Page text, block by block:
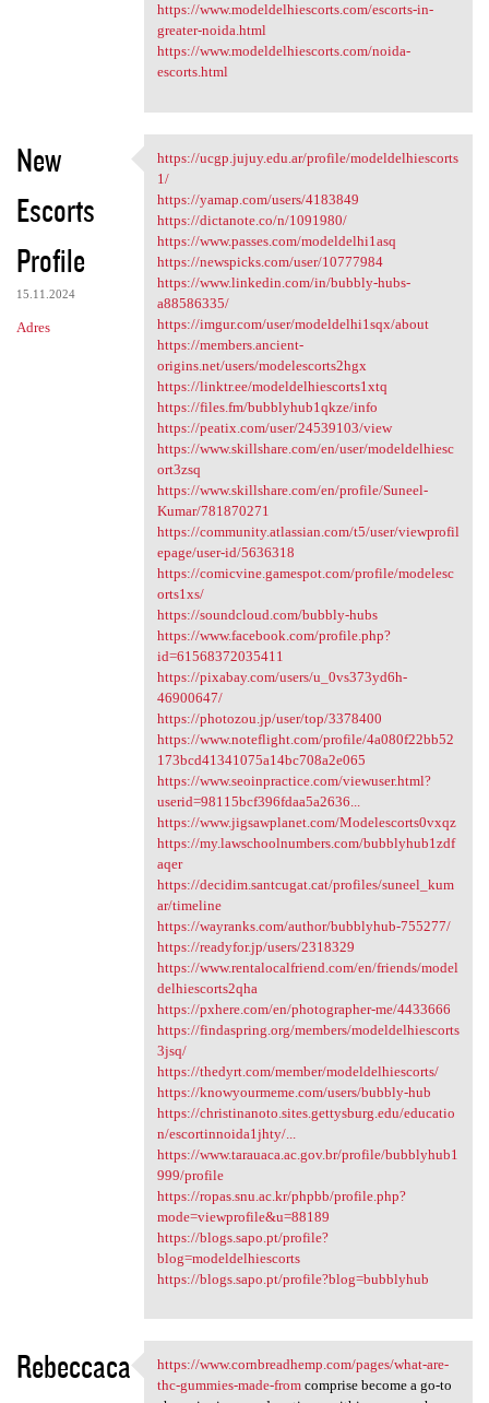
https://www.modeldelhiescorts.com/escorts-in-
greater-noida.html
https://www.modeldelhiescorts.com/noida-
escorts.html
New
Escorts
Profile
15.11.2024
Adres
https://ucgp.jujuy.edu.ar
https://ucgp.jujuy.edu.ar/profile/modeldelhiescorts
1/
https://yamap.com/users/4183849
https://dictanote.co/n/1091980/
https://www.passes.com/modeldelhi1asq
https://newspicks.com/user/10777984
https://www.linkedin.com/in/bubbly-hubs-
a88586335/
https://imgur.com/user/modeldelhi1sqx/about
https://members.ancient-
origins.net/users/modelescorts2hgx
https://linktr.ee/modeldelhiescorts1xtq
https://files.fm/bubblyhub1qkze/info
https://peatix.com/user/24539103/view
https://www.skillshare.com/en/user/modeldelhiesc
ort3zsq
https://www.skillshare.com/en/profile/Suneel-
Kumar/781870271
https://community.atlassian.com/t5/user/viewprofil
epage/user-id/5636318
https://comicvine.gamespot.com/profile/modelesc
orts1xs/
https://soundcloud.com/bubbly-hubs
https://www.facebook.com/profile.php?
id=61568372035411
https://pixabay.com/users/u_0vs373yd6h-
46900647/
https://photozou.jp/user/top/3378400
https://www.noteflight.com/profile/4a080f22bb52
173bcd41341075a14bc708a2e065
https://www.seoinpractice.com/viewuser.html?
userid=98115bcf396fdaa5a2636...
https://www.jigsawplanet.com/Modelescorts0vxqz
https://my.lawschoolnumbers.com/bubblyhub1zdf
aqer
https://decidim.santcugat.cat/profiles/suneel_kum
ar/timeline
https://wayranks.com/author/bubblyhub-755277/
https://readyfor.jp/users/2318329
https://www.rentalocalfriend.com/en/friends/model
delhiescorts2qha
https://pxhere.com/en/photographer-me/4433666
https://findaspring.org/members/modeldelhiescorts
3jsq/
https://thedyrt.com/member/modeldelhiescorts/
https://knowyourmeme.com/users/bubbly-hub
https://christinanoto.sites.gettysburg.edu/educatio
n/escortinnoida1jhty/...
https://www.tarauaca.ac.gov.br/profile/bubblyhub1
999/profile
https://ropas.snu.ac.kr/phpbb/profile.php?
mode=viewprofile&u=88189
https://blogs.sapo.pt/profile?
blog=modeldelhiescorts
https://blogs.sapo.pt/profile?blog=bubblyhub
Rebeccaca https://www.cornbreadhemp.com
https://www.cornbreadhemp.com/pages/what-are-
thc-gummies-made-fromcomprise become a go-to